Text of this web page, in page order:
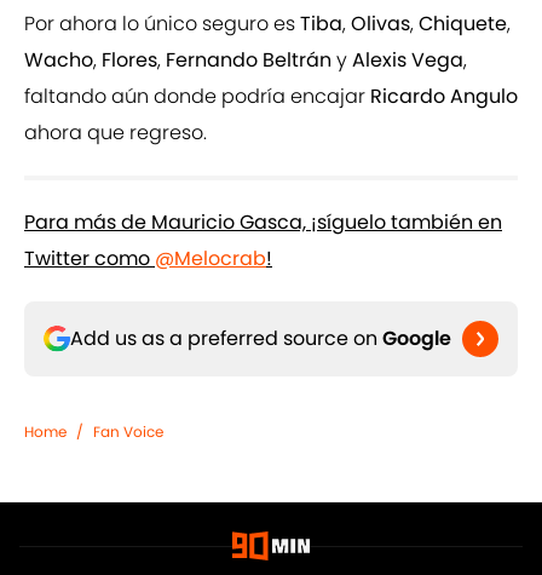
Por ahora lo único seguro esTiba,Olivas,Chiquete,
Wacho, Flores, Fernando Beltrán yAlexis Vega,
faltando aún donde podría encajar Ricardo Angulo
ahora que regreso.
Para más de Mauricio Gasca, ¡síguelo también en
Twitter como @Melocrab!
Add us as a preferred source on Google
Home / Fan Voice